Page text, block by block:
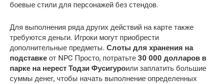
боевые стили для персонажей без стендов.
Для выполнения ряда других действий на карте также
требуются деньги. Игроки могут приобрести
дополнительные предметы. Слоты для хранения на
подставке от NPC Просто, потратьте 30 000 долларов в
парке на нерест Тодзи Фусигуроили заплатить большие
суммы денег, чтобы начать выполнение определенных